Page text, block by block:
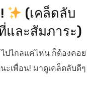
(เคล็ดลับ
และสัมภาระ)
ปไกลแค่ไหน ก็ต้องคอย
ะเพื่อน! มาดูเคล็ดลับดีๆ